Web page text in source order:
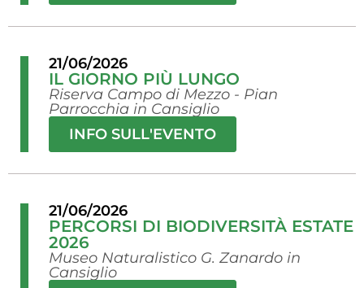
21/06/2026
IL GIORNO PIÙ LUNGO
Riserva Campo di Mezzo - Pian
Parrocchia in Cansiglio
INFO SULL'EVENTO
21/06/2026
PERCORSI DI BIODIVERSITÀ ESTATE
2026
Museo Naturalistico G. Zanardo in
Cansiglio